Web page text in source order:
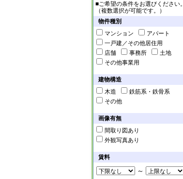
■ご希望の条件をお選びください。
（複数選択が可能です。）
物件種別
マンション
アパート
一戸建／その他居住用
店舗
事務所
土地
その他事業用
建物構造
木造
鉄筋系・鉄骨系
その他
画像有無
間取り図あり
外観写真あり
賃料
～